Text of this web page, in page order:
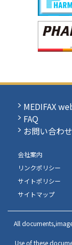
MEDIFAX
FAQ
お問い合わせ
会社案内
リンクポリシー
サイトポリシー
サイトマップ
All
Use of these